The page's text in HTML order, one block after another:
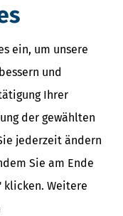
ein, um unsere
und
Ihrer
der gewählten
jederzeit ändern
Sie am Ende
klicken. Weitere
arbeitslos
Darauf weist
hin. Der
dass der
– versucht
das Arbeitslosengeld I
nicht aufzutreiben ist
Arbeitgeber kann,
einem Bußgeld von bis
III.